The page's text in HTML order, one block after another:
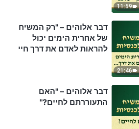
11:59
21:46
דבר אלוהים – "רק המשיח
של אחרית הימים יכול
להראות לאדם את דרך חיי
דבר אלוהים – "האם
התעוררתם לחיים?"